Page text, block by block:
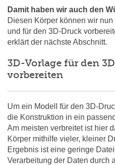
Damit haben wir auch den
Diesen Körper können wir
und für den 3D-Druck
erklärt der nächste Abschnitt.
3D-Vorlage für den
vorbereiten
Um ein Modell für den 3D-
die Konstruktion in ein
Am meisten verbreitet ist hier
Körper mithilfe vieler, kleiner
Ergebnis ist eine geringe
Verarbeitung der Daten durch